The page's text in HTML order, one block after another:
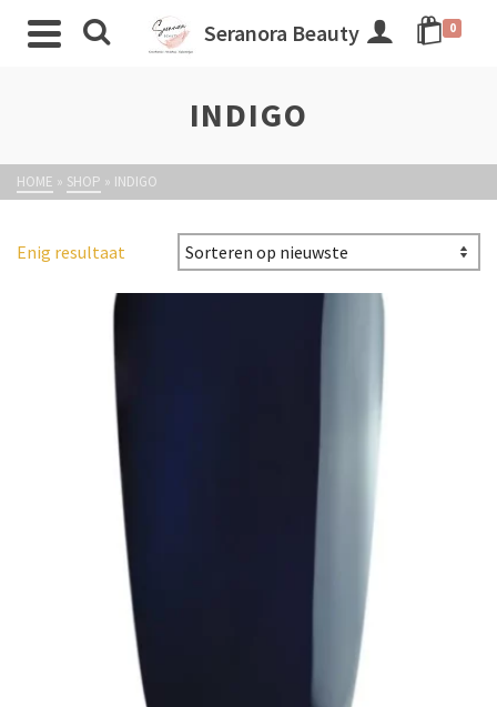
Seranora Beauty 0
INDIGO
HOME » SHOP » INDIGO
Enig resultaat